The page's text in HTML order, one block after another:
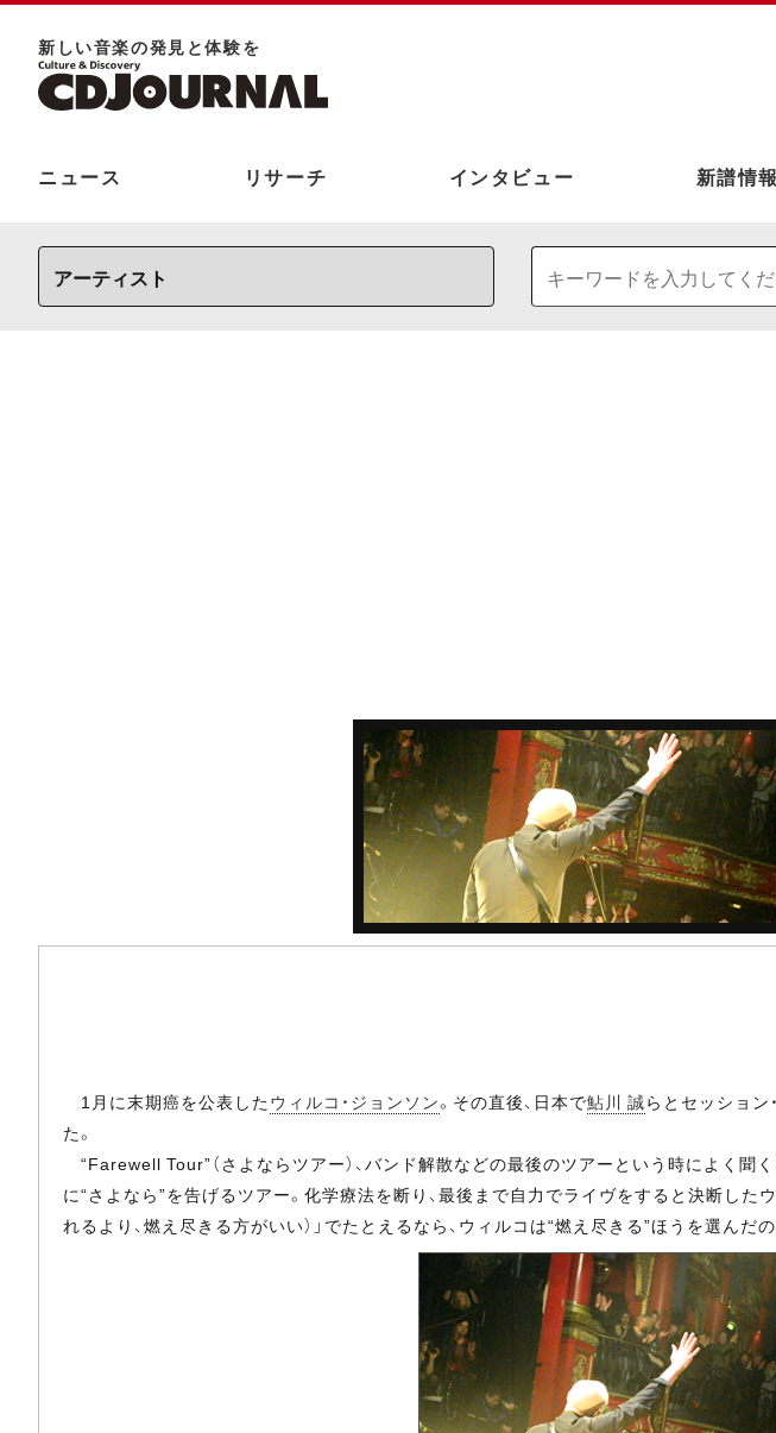
新しい⾳楽の発⾒と体験を
ニュース リサーチ インタビュー 新譜情報
1月に末期癌を公表したウィルコ・ジョンソン。その直後、日本で鮎川 誠らとセッショ
た。
“Farewell Tour”（さよならツアー）、バンド解散などの最後のツアーという時によく
に“さよなら”を告げるツアー。化学療法を断り、最後まで自力でライヴをすると決断したウ
れるより、燃え尽きる方がいい）」でたとえるなら、ウィルコは“燃え尽きる”ほうを選んだの